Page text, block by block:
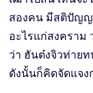
สองคน มีสติปัญญ
อะไรแก่สงคราม
ว่า ฮันต๋งจิวท่าย
ดังนั้นก็คิดจัดแจง